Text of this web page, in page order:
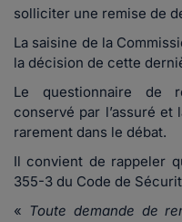
solliciter une remise de
La saisine de la
la décision de cette
Le questionnaire de
conservé par l’assuré
rarement dans le débat.
Il convient de rappeler
355-3 du Code de
« Toute demande de